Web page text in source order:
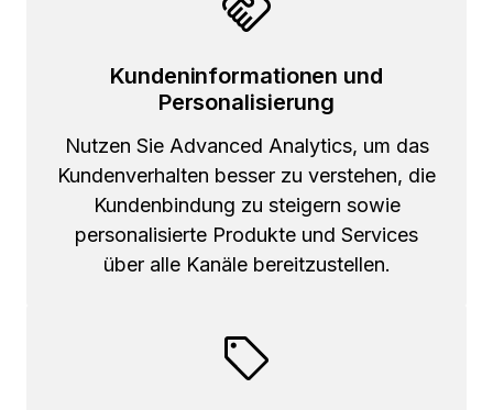
Kundeninformationen und
Personalisierung
Nutzen Sie Advanced Analytics, um das
Kundenverhalten besser zu verstehen, die
Kundenbindung zu steigern sowie
personalisierte Produkte und Services
über alle Kanäle bereitzustellen.